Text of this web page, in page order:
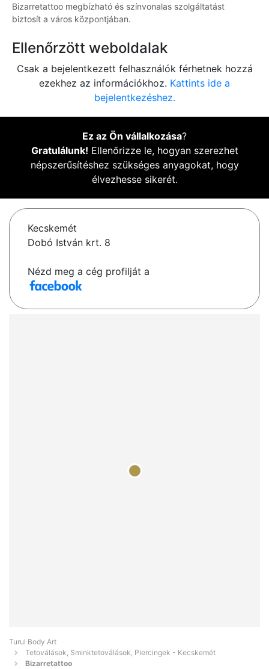
Bizarretattoo megbízható és színvonalas szolgáltatást
biztosít a város központjában.
Ellenőrzött weboldalak
Csak a bejelentkezett felhasználók férhetnek hozzá
ezekhez az információkhoz. Kattints ide a
bejelentkezéshez.
Ez az Ön vállalkozása?
Gratulálunk! Ellenőrizze le, hogyan szerezhet
népszerűsítéshez szükséges anyagokat, hogy
élvezhesse sikerét.
Kecskemét
Dobó István krt. 8
Nézd meg a cég profilját a
Turul Body Art
Tetoválások, Sminktetoválások, Piercingek - Kecskemét
Bizarretattoo